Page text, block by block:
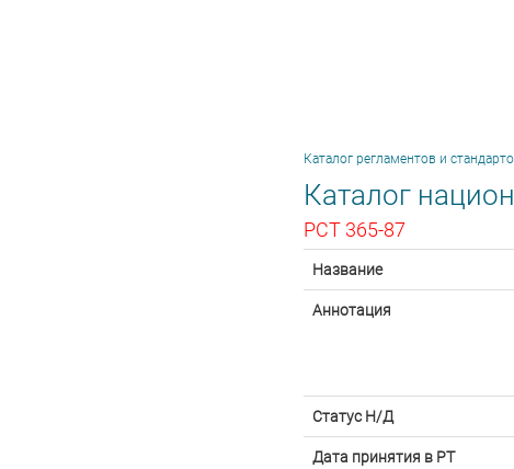
Каталог регламентов и
Каталог
РСТ 365-87
Название
Аннотация
Статус Н/Д
Дата принятия в РТ